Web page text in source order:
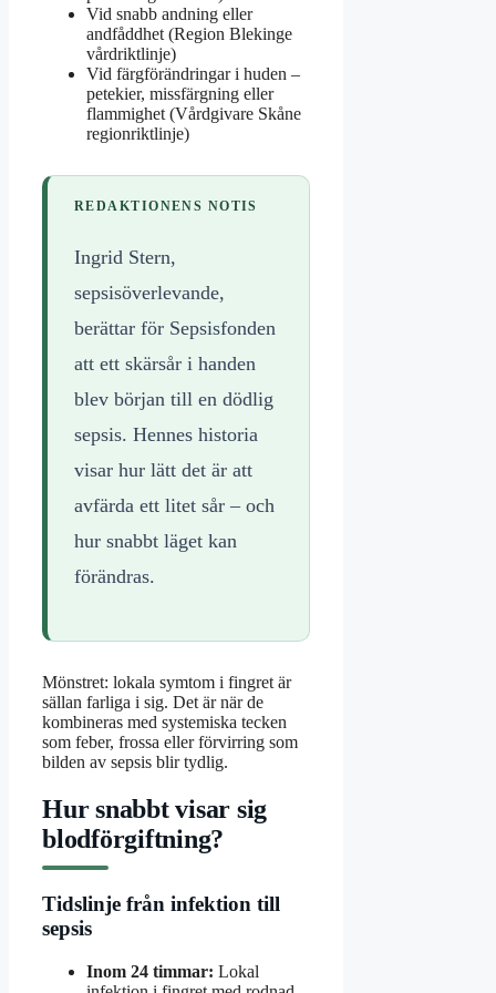
Vid snabb andning eller
andfåddhet (Region Blekinge
vårdriktlinje)
Vid färgförändringar i huden –
petekier, missfärgning eller
flammighet (Vårdgivare Skåne
regionriktlinje)
REDAKTIONENS NOTIS
Ingrid Stern,
sepsisöverlevande,
berättar för Sepsisfonden
att ett skärsår i handen
blev början till en dödlig
sepsis. Hennes historia
visar hur lätt det är att
avfärda ett litet sår – och
hur snabbt läget kan
förändras.
Mönstret: lokala symtom i fingret är
sällan farliga i sig. Det är när de
kombineras med systemiska tecken
som feber, frossa eller förvirring som
bilden av sepsis blir tydlig.
Hur snabbt visar sig
blodförgiftning?
Tidslinje från infektion till
sepsis
Inom 24 timmar: Lokal